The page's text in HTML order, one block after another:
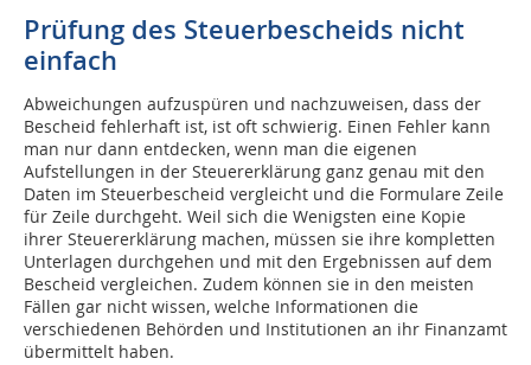
Prüfung des Steuerbescheids nicht
einfach
Abweichungen aufzuspüren und nachzuweisen, dass der
Bescheid fehlerhaft ist, ist oft schwierig. Einen Fehler kann
man nur dann entdecken, wenn man die eigenen
Aufstellungen in der Steuererklärung ganz genau mit den
Daten im Steuerbescheid vergleicht und die Formulare Zeile
für Zeile durchgeht. Weil sich die Wenigsten eine Kopie
ihrer Steuererklärung machen, müssen sie ihre kompletten
Unterlagen durchgehen und mit den Ergebnissen auf dem
Bescheid vergleichen. Zudem können sie in den meisten
Fällen gar nicht wissen, welche Informationen die
verschiedenen Behörden und Institutionen an ihr Finanzamt
übermittelt haben.